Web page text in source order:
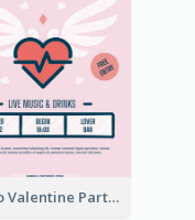
Retro Valentine Party Pink Flyers Design Templates